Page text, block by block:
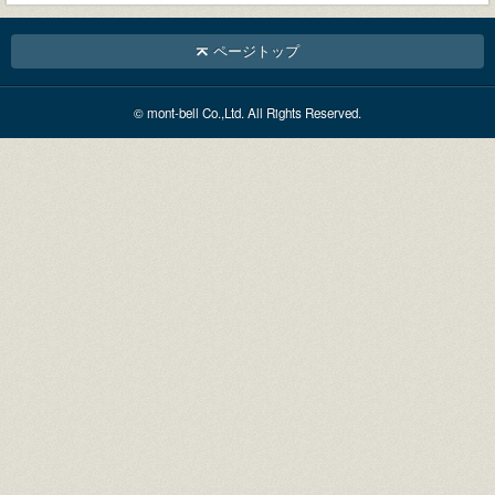
ページトップ
© mont-bell Co.,Ltd. All Rights Reserved.